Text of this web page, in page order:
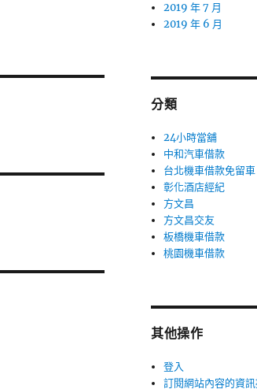
2019 年 7 月
2019 年 6 月
分類
24小時當舖
中和汽車借款
台北機車借款免留車
彰化酒店經紀
方文昌
方文昌交友
板橋機車借款
桃園機車借款
其他操作
登入
訂閱網站內容的資